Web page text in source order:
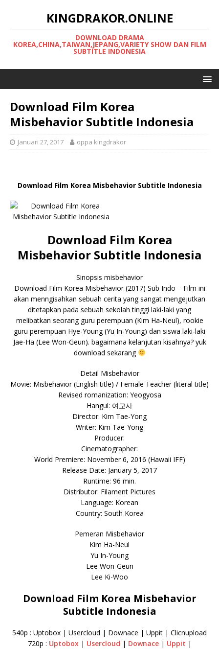
KINGDRAKOR.ONLINE
DOWNLOAD DRAMA
KOREA,CHINA,TAIWAN,JEPANG,VARIETY SHOW DAN FILM
SUBTITLE INDONESIA
Download Film Korea
Misbehavior Subtitle Indonesia
Januari 27, 2017 oppa kingdrakor
Download Film Korea Misbehavior Subtitle Indonesia
Download Film Korea
Misbehavior Subtitle Indonesia
Sinopsis misbehavior
Download Film Korea Misbehavior (2017) Sub Indo – Film ini
akan menngisahkan sebuah cerita yang sangat mengejutkan
ditetapkan pada sebuah sekolah tinggi laki-laki yang
melibatkan seorang guru perempuan (Kim Ha-Neul), rookie
guru perempuan Hye-Young (Yu In-Young) dan siswa laki-laki
Jae-Ha (Lee Won-Geun). bagaimana kelanjutan kisahnya? yuk
download sekarang
Detail Misbehavior
Movie: Misbehavior (English title) / Female Teacher (literal title)
Revised romanization: Yeogyosa
Hangul: 여교사
Director: Kim Tae-Yong
Writer: Kim Tae-Yong
Producer:
Cinematographer:
World Premiere: November 6, 2016 (Hawaii IFF)
Release Date: January 5, 2017
Runtime: 96 min.
Distributor: Filament Pictures
Language: Korean
Country: South Korea
Pemeran Misbehavior
Kim Ha-Neul
Yu In-Young
Lee Won-Geun
Lee Ki-Woo
Download Film Korea Misbehavior
Subtitle Indonesia
540p : Uptobox | Usercloud | Downace | Uppit | Clicnupload
720p : Uptobox| Usercloud | Downace | Uppit |